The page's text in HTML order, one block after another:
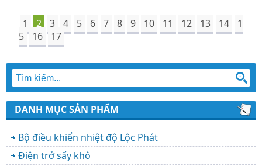
1 2 3 4 5 6 7 8 9 10 11 12 13 14
1
5
16 17
DANH MỤC SẢN PHẨM
Bộ điều khiển nhiệt độ Lộc Phát
Điện trở sấy khô